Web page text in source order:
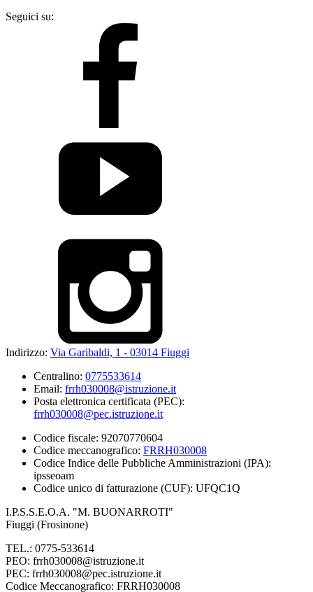
Seguici su:
Indirizzo: Via Garibaldi, 1 - 03014 Fiuggi
Centralino: 0775533614
Email: frrh030008@istruzione.it
Posta elettronica certificata (PEC):
frrh030008@pec.istruzione.it
Codice fiscale: 92070770604
Codice meccanografico: FRRH030008
Codice Indice delle Pubbliche Amministrazioni (IPA):
ipsseoam
Codice unico di fatturazione (CUF): UFQC1Q
I.P.S.S.E.O.A. "M. BUONARROTI"
Fiuggi (Frosinone)
TEL.: 0775-533614
PEO: frrh030008@istruzione.it
PEC: frrh030008@pec.istruzione.it
Codice Meccanografico: FRRH030008